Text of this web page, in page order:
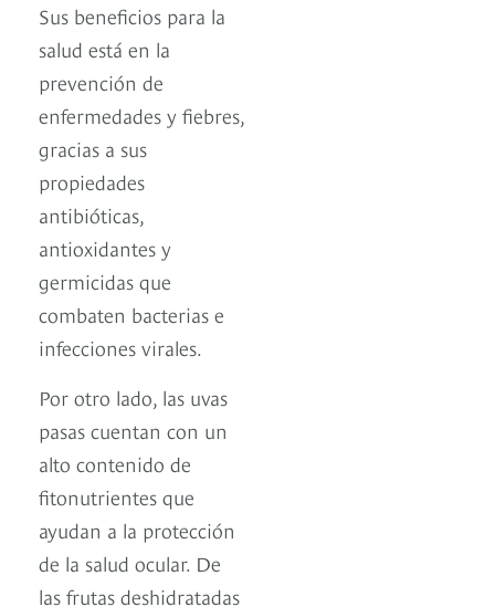
Sus beneficios para la
salud está en la
prevención de
enfermedades y fiebres,
gracias a sus
propiedades
antibióticas,
antioxidantes y
germicidas que
combaten bacterias e
infecciones virales.
Por otro lado, las uvas
pasas cuentan con un
alto contenido de
fitonutrientes que
ayudan a la protección
de la salud ocular. De
las frutas deshidratadas